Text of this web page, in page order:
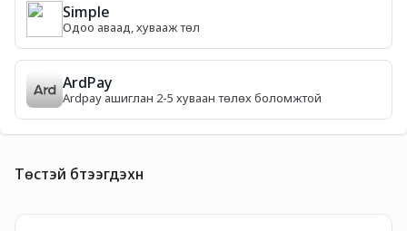
Simple
Одоо аваад, хувааж төл
ArdPay
Ardpay ашиглан 2-5 хуваан төлөх боломжтой
Төстэй бүтээгдэхүүн